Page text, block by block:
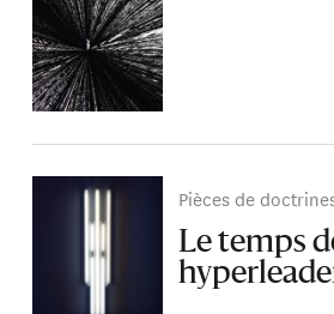
Pièces de
Le temps